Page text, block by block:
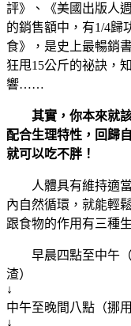
評》、《美國出版人
的銷售額中，有1/4歸
食》，是史上最暢銷
狂甩15公斤的祕訣，
響……
其實，你本來就該
配合生理特性，回歸
就可以吃不胖！
人體具有維持適當
內自然循環，就能輕
跟食物的作用有三種
早晨四點至中午（
渣）
↓
中午至晚間八點（挪
↓